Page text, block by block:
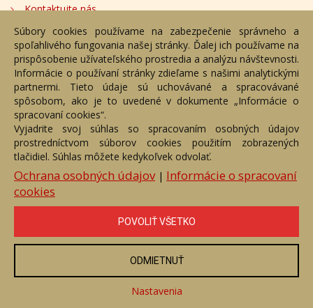
Kontaktujte nás
Bezplatné poradenstvo
Adresa
Nižný Hrušov 333, 094 22,
Slovenská republika
+421 905 356 921
+421 905 959 101
eantik@eantik.sk
Kontakt
Bezplatné poradenstvo
Biografie autorov
eAntik.sk © 2007 - 2026
Akékoľvek používanie obrazových a textových súčastí tejto stránky je
vyhradené.
Súbory cookies používame na zabezpečenie správneho a
spoľahlivého fungovania našej stránky. Ďalej ich používame na
prispôsobenie užívateľského prostredia a analýzu návštevnosti.
Informácie o používaní stránky zdieľame s našimi analytickými
partnermi. Tieto údaje sú uchovávané a spracovávané
spôsobom, ako je to uvedené v dokumente „Informácie o
spracovaní cookies“.
Vyjadrite svoj súhlas so spracovaním osobných údajov
prostredníctvom súborov cookies použitím zobrazených
tlačidiel. Súhlas môžete kedykoľvek odvolať.
Ochrana osobných údajov| Informácie o spracovaní
cookies
POVOLIŤ VŠETKO
ODMIETNUŤ
Nastavenia